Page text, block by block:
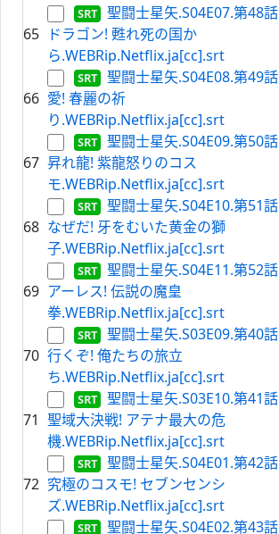
65
聖闘士星矢.S04E07.第48話
ドラゴン! 甦れ死の国か
ら.WEBRip.Netflix.ja[cc].srt
66
聖闘士星矢.S04E08.第49話
愛! 春麗の祈
り.WEBRip.Netflix.ja[cc].srt
67
聖闘士星矢.S04E09.第50話
昇れ龍! 紫龍怒りのコス
モ.WEBRip.Netflix.ja[cc].srt
68
聖闘士星矢.S04E10.第51話
なぜだ! 牙をむいた黄金の獅
子.WEBRip.Netflix.ja[cc].srt
69
聖闘士星矢.S04E11.第52話
アーレス! 伝説の魔皇
拳.WEBRip.Netflix.ja[cc].srt
70
聖闘士星矢.S03E09.第40話
行くぞ! 俺たちの旅立
ち.WEBRip.Netflix.ja[cc].srt
71
聖闘士星矢.S03E10.第41話
聖域大決戦! アテナ最大の危
機.WEBRip.Netflix.ja[cc].srt
72
聖闘士星矢.S04E01.第42話
究極のコスモ! セブンセンシ
ズ.WEBRip.Netflix.ja[cc].srt
聖闘士星矢.S04E02.第43話